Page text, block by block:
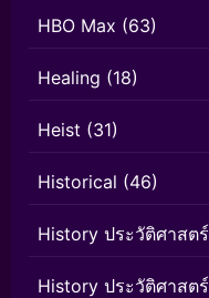
HBO Max (63)
Healing (18)
Heist (31)
Historical (46)
History ประวัติศาสตร์
History ประวัติศาสตร์